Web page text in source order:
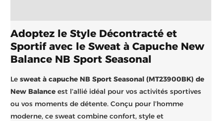
Adoptez le Style Décontracté et
Sportif avec le Sweat à Capuche New
Balance NB Sport Seasonal
Lesweat à capuche NB Sport Seasonal (MT23900BK) de
New Balance est l’allié idéal pour vos activités sportives
ou vos moments de détente. Conçu pour l’homme
moderne, ce sweat combine confort, style et